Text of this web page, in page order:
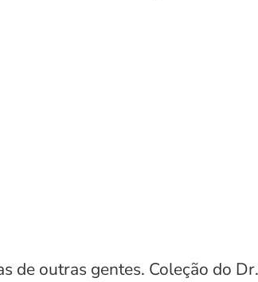
outras gentes. Coleção do